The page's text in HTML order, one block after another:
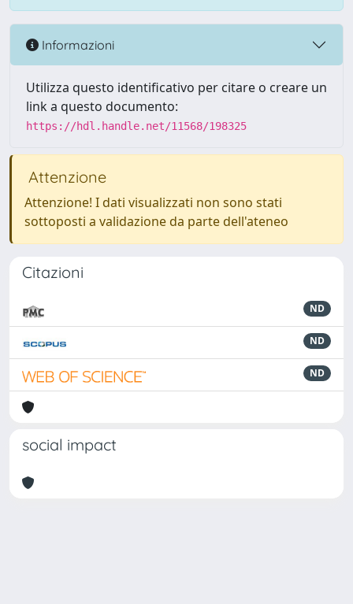
Informazioni
Utilizza questo identificativo per citare o creare un
link a questo documento:
https://hdl.handle.net/11568/198325
Attenzione
Attenzione! I dati visualizzati non sono stati
sottoposti a validazione da parte dell'ateneo
Citazioni
ND
ND
ND
social impact